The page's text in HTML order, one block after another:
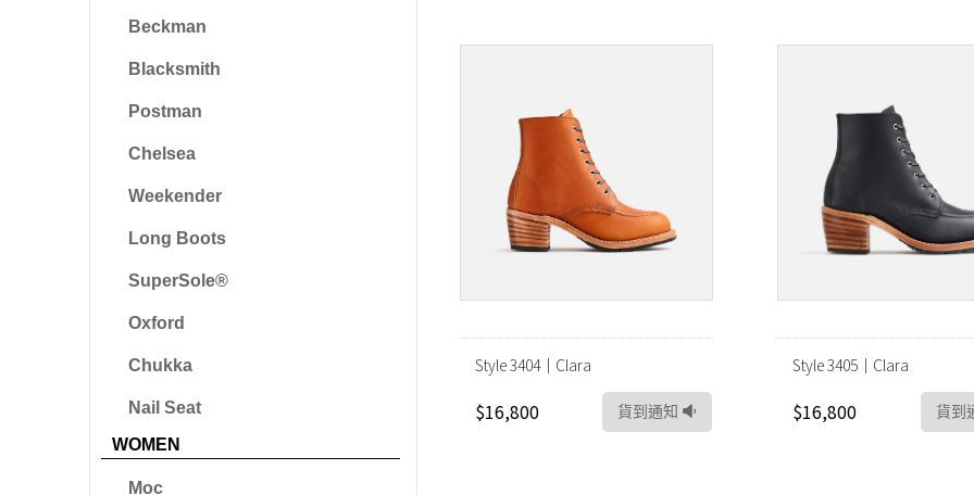
Beckman
Blacksmith
Postman
Chelsea
Weekender
Long Boots
SuperSole®
Oxford
Chukka
Nail Seat
WOMEN
Moc
Style 3404｜Clara
$16,800 貨到通知
Style 3405｜Clara
$16,800 貨到